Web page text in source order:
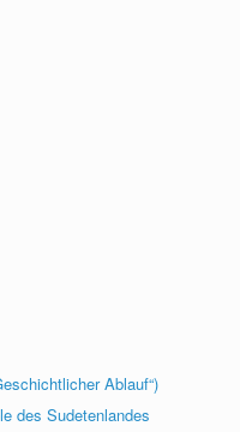
Ablauf“)
des Sudetenlandes